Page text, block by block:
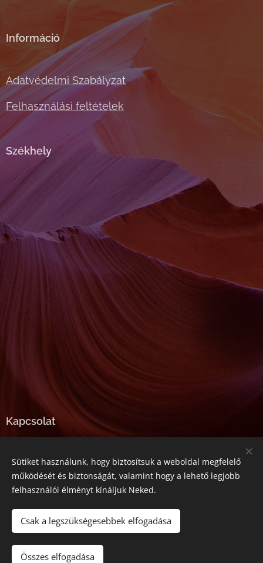
Információ
Adatvédelmi Szabályzat
Felhasználási feltételek
Székhely
Kapcsolat
Telefonszám:+36-20-357-5545
Sütiket használunk, hogy biztosítsuk a weboldal megfelelő
működését és biztonságát, valamint hogy a lehető legjobb
felhasználói élményt kínáljuk Neked.
Csak a legszükségesebbek elfogadása
Összes elfogadása